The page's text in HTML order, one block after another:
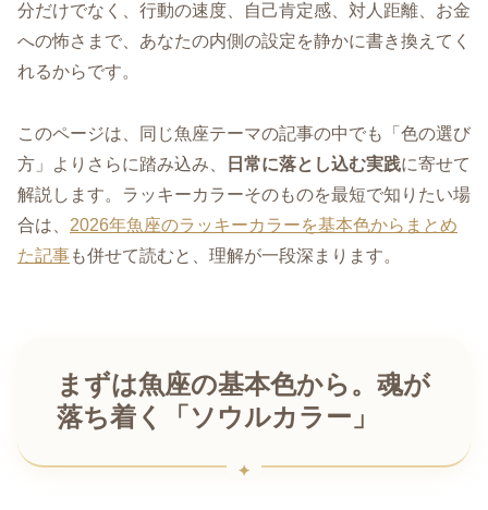
分だけでなく、行動の速度、自己肯定感、対人距離、お金
への怖さまで、あなたの内側の設定を静かに書き換えてく
れるからです。
このページは、同じ魚座テーマの記事の中でも「色の選び
方」よりさらに踏み込み、
日常に落とし込む実践に寄せて
解説します。ラッキーカラーそのものを最短で知りたい場
合は、 2026年魚座のラッキーカラーを基本色からまとめ
た記事も併せて読むと、理解が一段深まります。
まずは魚座の基本色から。魂が
落ち着く「ソウルカラー」